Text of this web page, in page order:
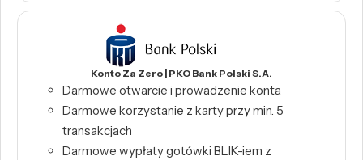
Konto Za Zero | PKO Bank Polski S.A.
Darmowe otwarcie i prowadzenie konta
Darmowe korzystanie z karty przy min. 5
transakcjach
Darmowe wypłaty gotówki BLIK-iem z